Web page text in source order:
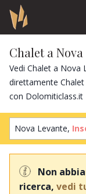
Chalet a
Vedi Chalet a
direttamente
con Dolomiticlass.it
Nova Levante,
Non
ricerca, vedi